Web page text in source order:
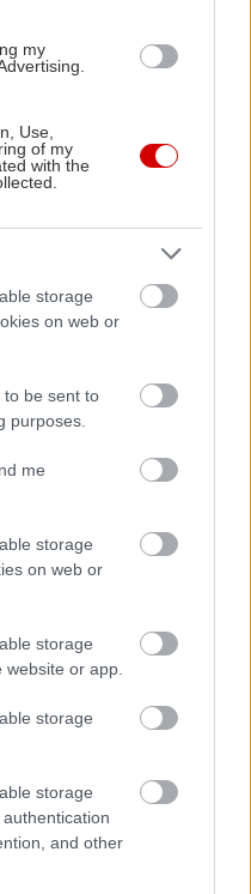
my
Use,
of my
with the
storage
on web or
to be sent to
purposes.
me
storage
on web or
storage
or app.
storage
storage
and other